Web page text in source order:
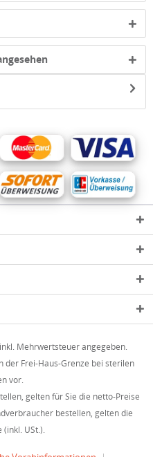
Mehrwertsteuer angegeben.
Frei-Haus-Grenze bei sterilen
vor.
gelten für Sie die netto-Preise
bestellen, gelten die
(inkl. USt.).